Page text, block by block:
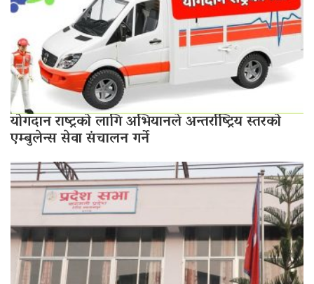
योगदान राष्ट्रको लागि अभियानले अन्तर्राष्ट्रिय स्तरको
एम्बुलेन्स सेवा संचालन गर्ने